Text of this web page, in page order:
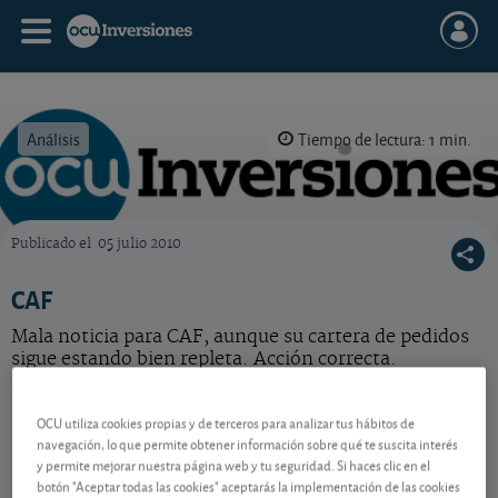
Análisis Tiempo de lectura: 1 min.
Publicado el 05 julio 2010
CAF
Mala noticia para CAF, aunque su cartera de pedidos
sigue estando bien repleta. Acción correcta.
ES0121975009
06/08/2026 Madrid
0,1 EUR (0,15 %)
OCU utiliza cookies propias y de terceros para analizar tus hábitos de
navegación, lo que permite obtener información sobre qué te suscita interés
y permite mejorar nuestra página web y tu seguridad. Si haces clic en el
botón "Aceptar todas las cookies" aceptarás la implementación de las cookies